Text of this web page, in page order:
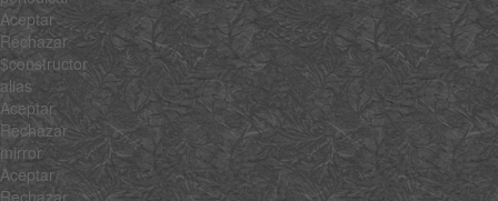
Aceptar
Rechazar
$constructor
alias
Aceptar
Rechazar
mirror
Aceptar